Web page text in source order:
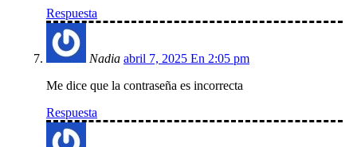
Respuesta
Nadia abril 7, 2025 En 2:05 pm
Me dice que la contraseña es incorrecta
Respuesta